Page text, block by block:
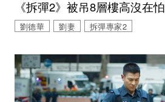
《拆彈2》被吊8層樓高沒在怕
劉德華 劉妻 拆彈專家2